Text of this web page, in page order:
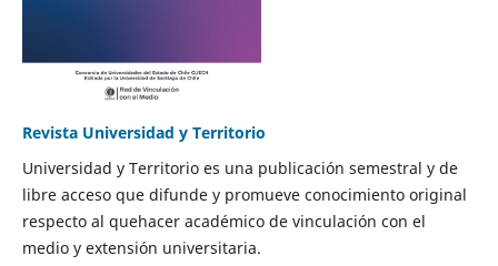
Revista Universidad y Territorio
Universidad y Territorio es una publicación semestral y de
libre acceso que difunde y promueve conocimiento original
respecto al quehacer académico de vinculación con el
medio y extensión universitaria.